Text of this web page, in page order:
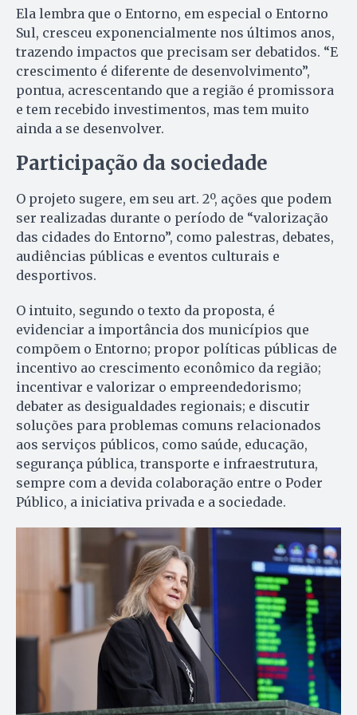
Ela lembra que o Entorno, em especial o Entorno
Sul, cresceu exponencialmente nos últimos anos,
trazendo impactos que precisam ser debatidos. “E
crescimento é diferente de desenvolvimento”,
pontua, acrescentando que a região é promissora
e tem recebido investimentos, mas tem muito
ainda a se desenvolver.
Participação da sociedade
O projeto sugere, em seu art. 2º, ações que podem
ser realizadas durante o período de “valorização
das cidades do Entorno”, como palestras, debates,
audiências públicas e eventos culturais e
desportivos.
O intuito, segundo o texto da proposta, é
evidenciar a importância dos municípios que
compõem o Entorno; propor políticas públicas de
incentivo ao crescimento econômico da região;
incentivar e valorizar o empreendedorismo;
debater as desigualdades regionais; e discutir
soluções para problemas comuns relacionados
aos serviços públicos, como saúde, educação,
segurança pública, transporte e infraestrutura,
sempre com a devida colaboração entre o Poder
Público, a iniciativa privada e a sociedade.